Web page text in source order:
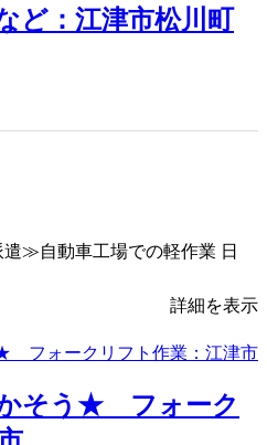
ど：江津市松川町
≫自動車工場での軽作業 日
詳細を表示
そう★ フォーク